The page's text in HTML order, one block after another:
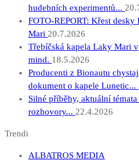
hudebních experimentů...
FOTO-REPORT: Křest
Mari 20.7.2026
Třebíčská kapela Laky Mari
mind. 18.5.2026
Producenti z Bionautu
dokument o kapele Lunetic...
Silné příběhy, aktuální
rozhovory... 22.4.2026
Trendi
ALBATROS MEDIA